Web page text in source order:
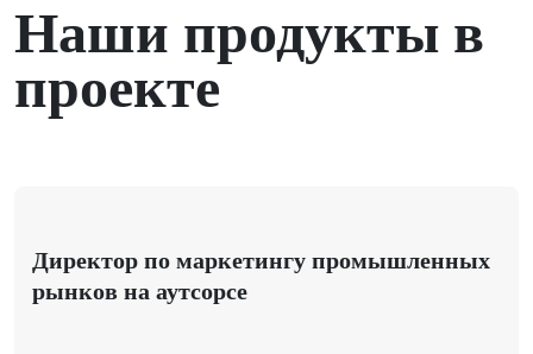
Наши продукты в
проекте
Директор по маркетингу промышленных
рынков на аутсорсе